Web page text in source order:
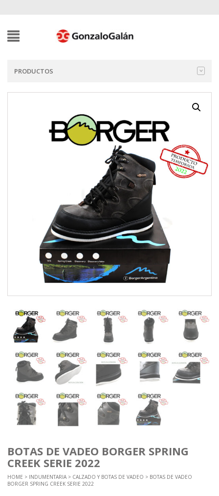
PRODUCTOS
BOTAS DE VADEO BORGER SPRING
CREEK SERIE 2022
HOME > INDUMENTARIA > CALZADO Y BOTAS DE VADEO > BOTAS DE VADEO
BORGER SPRING CREEK SERIE 2022